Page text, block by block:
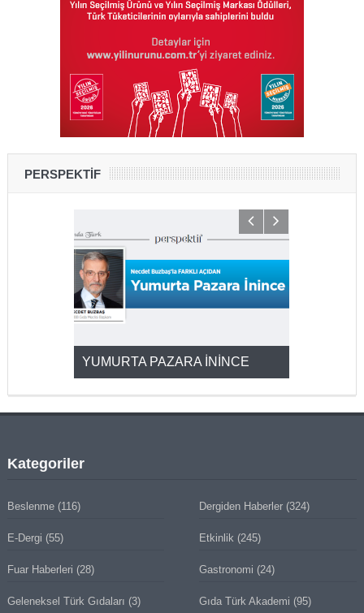
PERSPEKTİF
YUMURTA PAZARA İNİNCE
Kategoriler
Beslenme(116) Dergiden Haberler (324)
E-Dergi (55) Etkinlik (245)
Fuar Haberleri (28) Gastronomi (24)
Geleneksel Türk Gıdaları (3) Gıda Türk Akademi (95)